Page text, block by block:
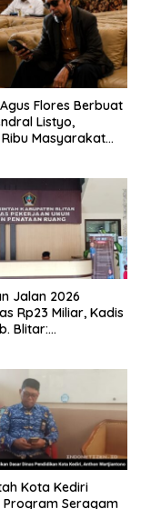
Flores Berbuat
Listyo,
Masyarakat
Jalan 2026
Rp23 Miliar, Kadis
Blitar:
Kota Kediri
Program Seragam